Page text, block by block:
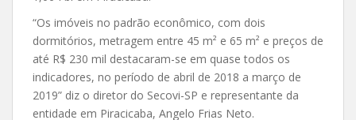
“Os imóveis no padrão econômico, com dois
dormitórios, metragem entre 45 m² e 65 m² e preços de
até R$ 230 mil destacaram-se em quase todos os
indicadores, no período de abril de 2018 a março de
2019” diz o diretor do Secovi-SP e representante da
entidade em Piracicaba, Angelo Frias Neto.